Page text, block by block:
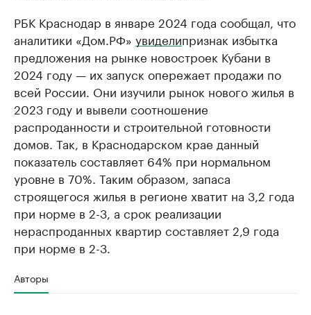
РБК Краснодар в январе 2024 года сообщал, что
аналитики «Дом.РФ» увиделипризнак избытка
предложения на рынке новостроек Кубани в
2024 году — их запуск опережает продажи по
всей России. Они изучили рынок нового жилья в
2023 году и вывели соотношение
распроданности и строительной готовности
домов. Так, в Краснодарском крае данный
показатель составляет 64% при нормальном
уровне в 70%. Таким образом, запаса
строящегося жилья в регионе хватит на 3,2 года
при норме в 2-3, а срок реализации
нераспроданных квартир составляет 2,9 года
при норме в 2-3.
Авторы